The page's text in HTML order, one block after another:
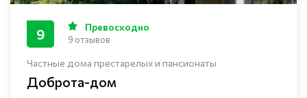
Частные дома престарелых и пансионаты
Доброта-дом
9 Превосходно
9 отзывов